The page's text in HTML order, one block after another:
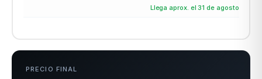
Llega aprox. el 31 de agosto
PRECIO FINAL